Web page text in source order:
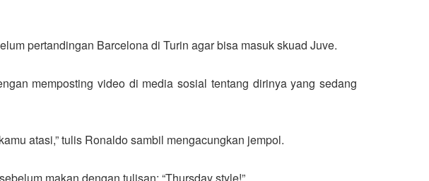
pertandingan Barcelona di Turin agar bisa masuk skuad Juve.
memposting video di media sosial tentang dirinya yang sedang
atasi,” tulis Ronaldo sambil mengacungkan jempol.